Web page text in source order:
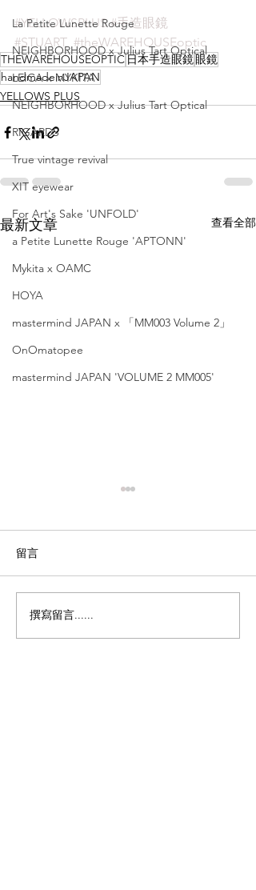
La Petite Lunette Rouge
NEIGHBORHOOD x Julius Tart Optical
LEICA x MYKITA
NEIGHBORHOOD x Julius Tart Optical
RIGARDS
True vintage revival
XIT eyewear
For Art's Sake 'UNFOLD'
a Petite Lunette Rouge 'APTONN'
Mykita x OAMC
HOYA
mastermind JAPAN x 「MM003 Volume 2」
OnOmatopee
mastermind JAPAN 'VOLUME 2 MM005'
#YELLOWSPLUS #手造眼鏡
#STUART #theWAREHOUSEoptic
THEWAREHOUSEOPTIC 日本手造眼鏡眼鏡
handmadeinJAPAN
YELLOWS PLUS
最新文章 查看全部
Yellows Plus 【菱形雕花
美學】'CARL'
留言
撰寫留言......